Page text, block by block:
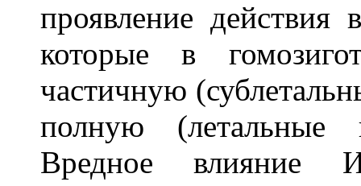
проявление действия
которые в
частичную
полную (летальные
Вредное влияние